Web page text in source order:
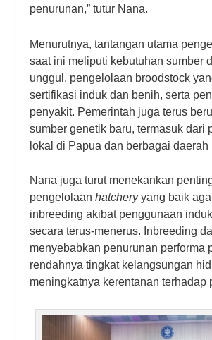
penurunan,” tutur Nana.
Menurutnya, tantangan utama
saat ini meliputi kebutuhan sumber
unggul, pengelolaan broodstock
sertifikasi induk dan benih, serta
penyakit. Pemerintah juga terus
sumber genetik baru, termasuk dari
lokal di Papua dan berbagai daerah
Nana juga turut menekankan
pengelolaan hatcheryyang baik
inbreeding akibat penggunaan
secara terus-menerus. Inbreeding
menyebabkan penurunan performa
rendahnya tingkat kelangsungan
meningkatnya kerentanan terhadap